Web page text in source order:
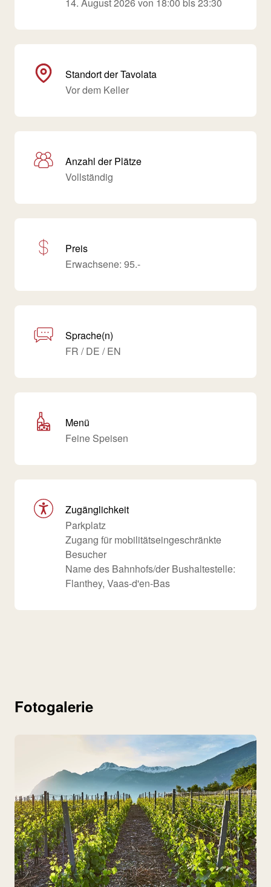
Standort der Tavolata
Vor dem Keller
Anzahl der Plätze
Vollständig
Preis
Erwachsene: 95.-
Sprache(n)
FR / DE / EN
Menü
Feine Speisen
Zugänglichkeit
Parkplatz
Zugang für mobilitätseingeschränkte
Besucher
Name des Bahnhofs/der Bushaltestelle:
Flanthey, Vaas-d'en-Bas
Fotogalerie